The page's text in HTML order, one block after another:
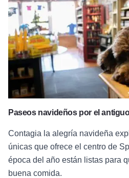
Paseos navideños por el
Contagia la alegría navideña
únicas que ofrece el centro de
época del año están listas para
buena comida.